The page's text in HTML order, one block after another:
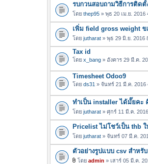
รบกวนสอบถามวิธีการติด
โดย thep95 » พุธ 20 เม.ย. 2016
เพิ่ม field gross weight
โดย jutharat » พุธ 29 มิ.ย. 2016
Tax id
โดย x_bang » อังคาร 29 มี.ค.
Timesheet Odoo9
โดย ds31 » จันทร์ 21 มี.ค. 2016
ทำเป็น installer ได้มั๊ยคะ
โดย jutharat » ศุกร์ 11 มี.ค.
Pricelist ไม่โชว์เป็น thb
โดย jutharat » จันทร์ 07 มี.ค.
ตัวอย่างรูปแบบ csv สำหรั
โดย admin » เสาร์ 05 มี.ค.